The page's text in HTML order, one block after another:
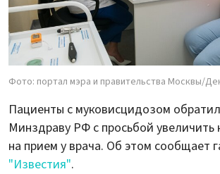
Фото: портал мэра и правительства Москвы/
Пациенты с муковисцидозом
Минздраву РФ с просьбой увеличить
на прием у врача. Об этом сообщает
"Известия".